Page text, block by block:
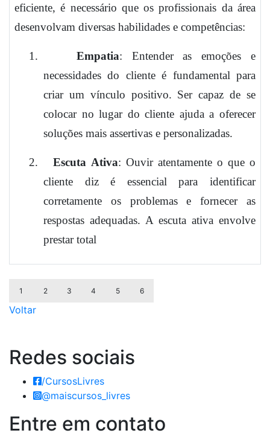
eficiente, é necessário que os profissionais da área
desenvolvam diversas habilidades e competências:
1. Empatia: Entender as emoções e
necessidades do cliente é fundamental para
criar um vínculo positivo. Ser capaz de se
colocar no lugar do cliente ajuda a oferecer
soluções mais assertivas e personalizadas.
2. Escuta Ativa: Ouvir atentamente o que o
cliente diz é essencial para identificar
corretamente os problemas e fornecer as
respostas adequadas. A escuta ativa envolve
prestar total
1 2 3 4 5 6
Voltar
Redes sociais
/CursosLivres
@maiscursos_livres
Entre em contato